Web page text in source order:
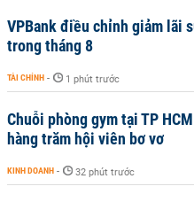
VPBank điều chỉnh giảm lãi
trong tháng 8
TÀI CHÍNH - 1 phút trước
Chuỗi phòng gym tại TP
hàng trăm hội viên bơ vơ
KINH DOANH - 32 phút trước